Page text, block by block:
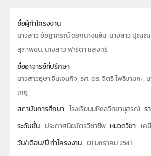
ชื่อผู้ทำโครงงาน
นางสาว ชัชฎาภรณ์ ดอกนางแย้ม, นางสาว ปุ
สุภาพชน, นางสาว ฟารีดา แสงศรี
ชื่ออาจารย์ที่ปรึกษา
นางสาวอุษา จีนเจนกิจ, รศ. ดร. จิตรี โพธิมามกะ,
เกตุ
สถาบันการศึกษา โรงเรียนมหิดลวิทยานุสรณ์ ร
ระดับชั้น ประกาศนียบัตรวิชาชีพ หมวดวิชา เคมี
วัน/เดือน/ปี ทำโครงงาน 01 มกราคม 2541